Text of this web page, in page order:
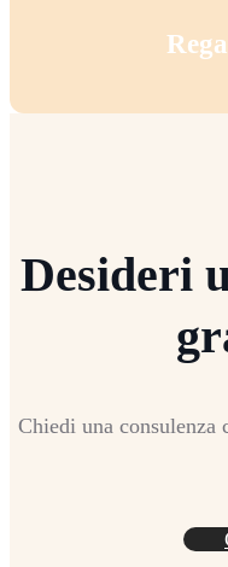
Desideri
Chiedi una consulenza